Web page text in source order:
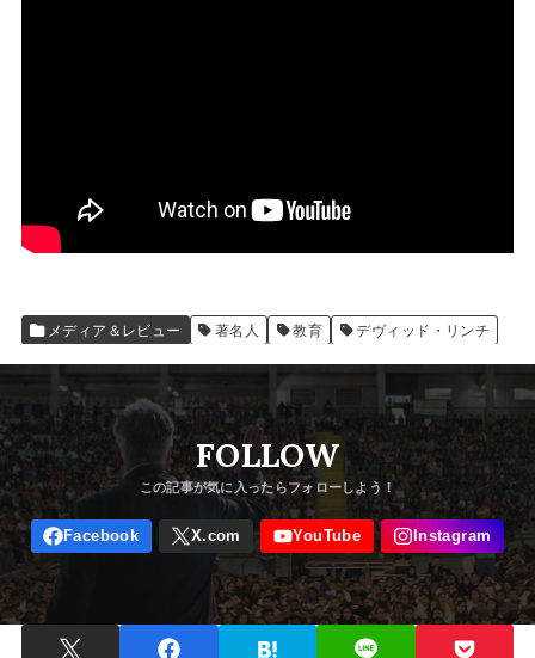
メディア＆レビュー 著名人 教育 デヴィッド・リンチ
FOLLOW